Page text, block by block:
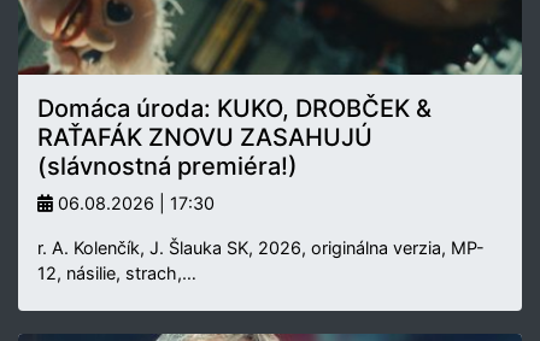
Domáca úroda: KUKO, DROBČEK &
RAŤAFÁK ZNOVU ZASAHUJÚ
(slávnostná premiéra!)
06.08.2026 | 17:30
r. A. Kolenčík, J. Šlauka SK, 2026, originálna verzia, MP-
12, násilie, strach,…